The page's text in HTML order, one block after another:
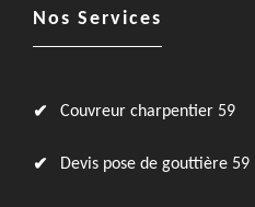
Nos Services
Couvreur charpentier 59
Devis pose de gouttière 59